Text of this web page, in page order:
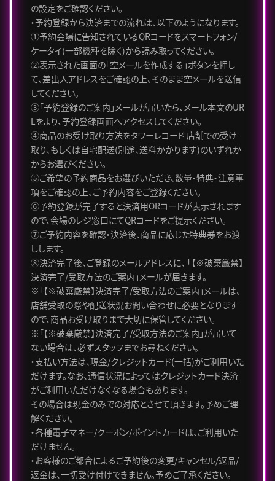
の設定をご確認ください。
・予約登録から決済までの流れは、以下のようになります。
①予約会場に告知されているQRコードをスマートフォン/
ケータイ(一部機種を除く)から読み取ってください。
②表示された画面の「空メールを作成する」ボタンを押し
て、差出人アドレスをご確認の上、そのまま空メールを送信
してください。
③「予約登録のご案内」メールが届いたら、メール本文のUR
Lをより、予約登録画面へアクセスしてください。
④商品のお受け取り方法をタワーレコード 店舗での受け
取り、もしくは自宅配送(別途、送料かかります)のいずれか
からお選びください。
⑤ご希望の予約商品をお選びいただき、数量・特典・注意事
項をご確認の上、ご予約内容をご登録ください。
⑥予約登録が完了すると決済用ORコードが表示されます
ので、会場のレジ窓口にてQRコードをご提示ください。
⑦ご予約内容を確認・決済後、商品に応じた特典券をお渡
しします。
⑧決済完了後、ご登録のメールアドレスに、 「【※破棄厳禁】
決済完了/受取方法のご案内」メールが届きます。
※「【※破棄厳禁】決済完了/受取方法のご案内」メールは、
店舗受取の際や配送状況お問い合わせに必要となります
ので、商品お受け取りまで大切に保管してください。
※「【※破棄厳禁】決済完了/受取方法のご案内」が届いて
ない場合は、必ずスタッフまでお尋ねください。
・支払い方法は、現金/クレジットカード(一括)がご利用いた
だけます。なお、通信状況によってはクレジットカード決済
がご利用いただけなくなる場合もあります。
その場合は現金のみでの対応とさせて頂きます。予めご理
解ください。
・各種電子マネー/クーポン/ポイントカードは、ご利用いた
だけません。
・お客様のご都合によるご予約後の変更/キャンセル/返品/
返金は、一切受け付けできません。予めご了承ください。